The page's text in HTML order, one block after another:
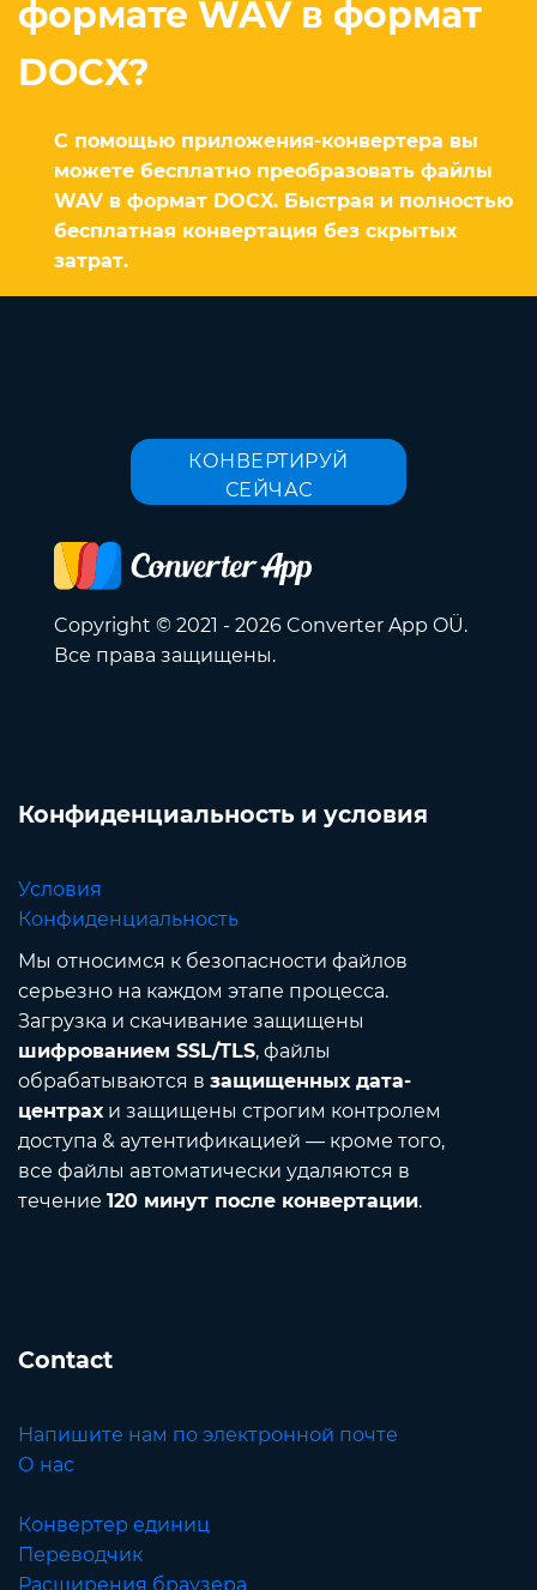
формате WAV в формат
DOCX?
С помощью приложения-конвертера вы
можете бесплатно преобразовать файлы
WAV в формат DOCX. Быстрая и полностью
бесплатная конвертация без скрытых
затрат.
КОНВЕРТИРУЙ
СЕЙЧАС
Copyright © 2021 - 2026 Converter App OÜ.
Все права защищены.
Конфиденциальность и условия
Условия
Конфиденциальность
Мы относимся к безопасности файлов
серьезно на каждом этапе процесса.
Загрузка и скачивание защищены
шифрованием SSL/TLS, файлы
обрабатываются в защищенных дата-
центрахи защищены строгим контролем
доступа & аутентификацией — кроме того,
все файлы автоматически удаляются в
течение 120 минут после конвертации.
Contact
Напишите нам по электронной почте
О нас
Конвертер единиц
Переводчик
Расширения браузера